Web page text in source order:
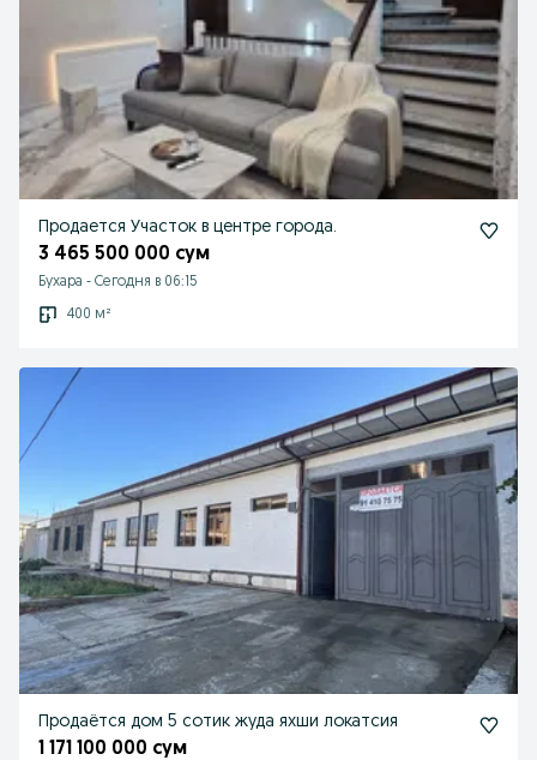
Продается Участок в центре города.
3 465 500 000 сум
Бухара - Сегодня в 06:15
400 м²
Продаётся дом 5 сотик жуда яхши локатсия
1 171 100 000 сум